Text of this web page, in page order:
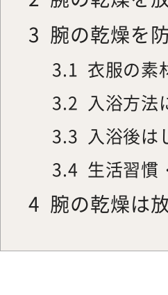
3 腕の乾燥を
3.1 衣服の素
3.2 入浴方法
3.3 入浴後は
3.4 生活習慣
4 腕の乾燥は